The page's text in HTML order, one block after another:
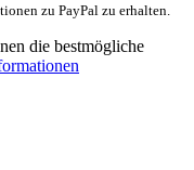
zu PayPal zu erhalten.
die bestmögliche